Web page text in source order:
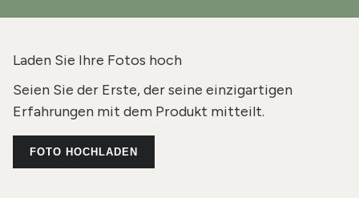
Laden Sie Ihre Fotos hoch
Seien Sie der Erste, der seine einzigartigen
Erfahrungen mit dem Produkt mitteilt.
FOTO HOCHLADEN